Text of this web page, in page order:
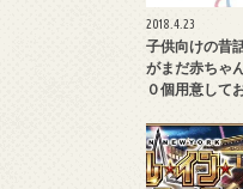
2018.4.23
子供向けの昔
がまだ赤ちゃ
０個用意して